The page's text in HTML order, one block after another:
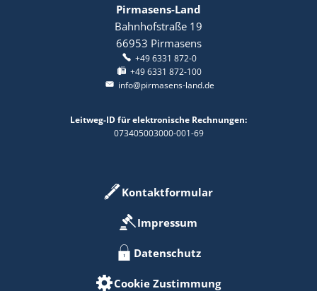
Pirmasens-Land
Bahnhofstraße 19
66953 Pirmasens
+49 6331 872-0
+49 6331 872-100
info@pirmasens-land.de
Leitweg-ID für elektronische Rechnungen:
073405003000-001-69
Kontaktformular
Impressum
Datenschutz
Cookie Zustimmung